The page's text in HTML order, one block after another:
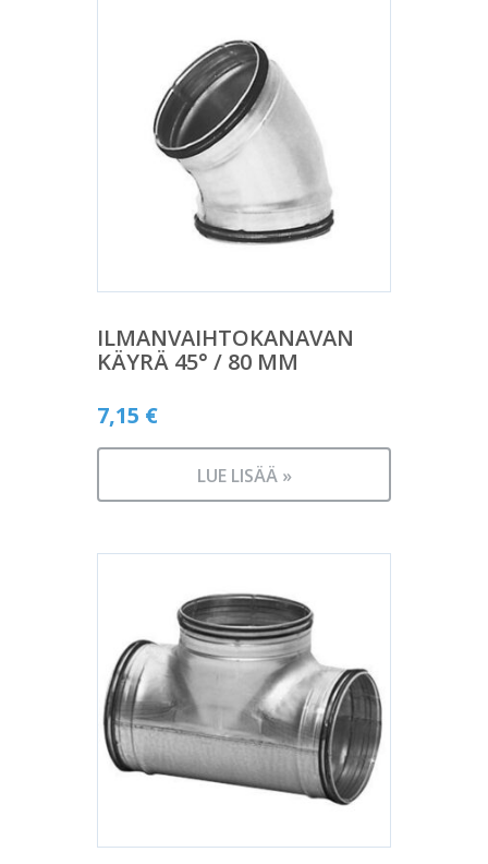
ILMANVAIHTOKANAVAN
KÄYRÄ 45° / 80 MM
7,15 €
LUE LISÄÄ »